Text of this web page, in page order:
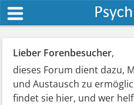
Lieber Forenbesucher,
dieses Forum dient dazu,
und Austausch zu
findet sie hier, und wer